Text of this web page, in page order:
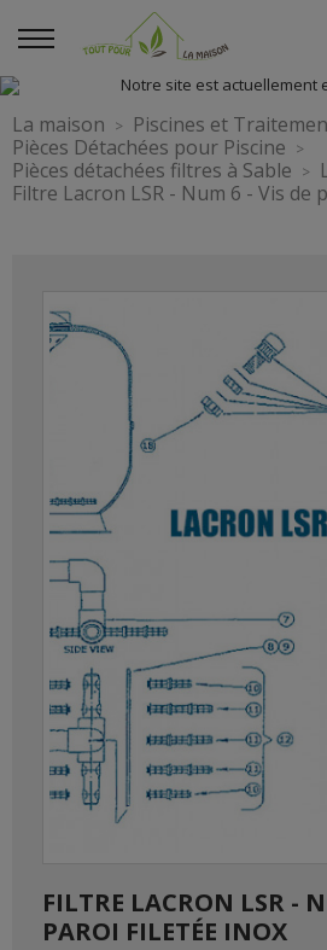
La maison Piscines et
Pièces Détachées pour Piscine
Pièces détachées filtres à Sable
Filtre Lacron LSR - Num 6 - Vis de
FILTRE LACRON LSR -
PAROI FILETÉE INOX